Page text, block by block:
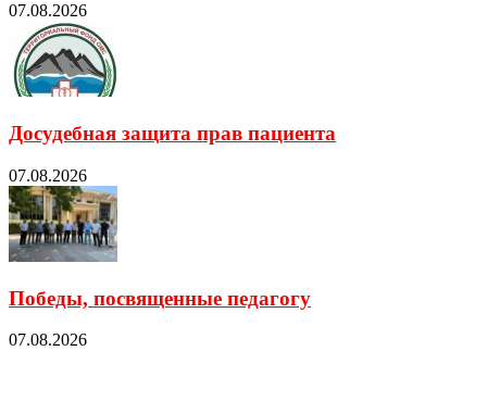
07.08.2026
Досудебная защита прав пациента
07.08.2026
Победы, посвященные педагогу
07.08.2026